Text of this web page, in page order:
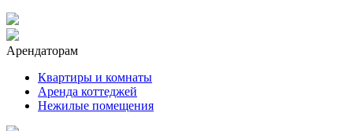
Арендаторам
Квартиры и комнаты
Аренда коттеджей
Нежилые помещения